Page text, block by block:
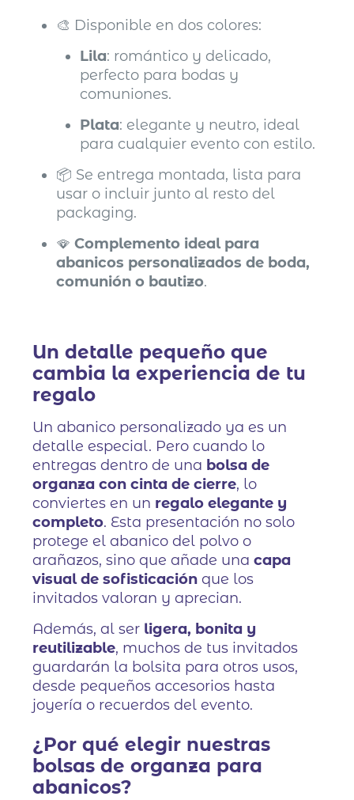
🎨 Disponible en dos colores:
Lila: romántico y delicado,
perfecto para bodas y
comuniones.
Plata: elegante y neutro, ideal
para cualquier evento con estilo.
📦 Se entrega montada, lista para
usar o incluir junto al resto del
packaging.
🪭Complemento ideal para
abanicos personalizados de boda,
comunión o bautizo.
Un detalle pequeño que
cambia la experiencia de tu
regalo
Un abanico personalizado ya es un
detalle especial. Pero cuando lo
entregas dentro de una bolsa de
organza con cinta de cierre, lo
conviertes en un regalo elegante y
completo. Esta presentación no solo
protege el abanico del polvo o
arañazos, sino que añade unacapa
visual de sofisticación que los
invitados valoran y aprecian.
Además, al ser ligera, bonita y
reutilizable, muchos de tus invitados
guardarán la bolsita para otros usos,
desde pequeños accesorios hasta
joyería o recuerdos del evento.
¿Por qué elegir nuestras
bolsas de organza para
abanicos?